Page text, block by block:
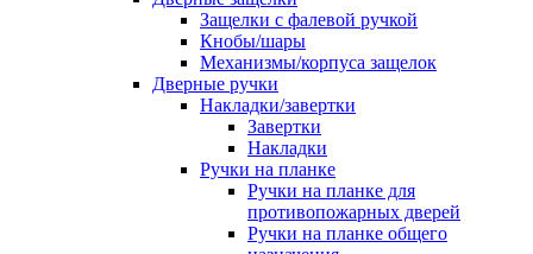
Защелки с фалевой ручкой
Кнобы/шары
Механизмы/корпуса защелок
Дверные ручки
Накладки/завертки
Завертки
Накладки
Ручки на планке
Ручки на планке для
противопожарных дверей
Ручки на планке общего